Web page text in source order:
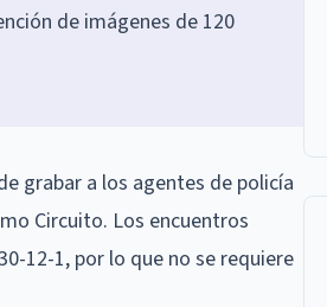
de imágenes de 120
grabar a los agentes de policía
Circuito. Los encuentros
12-1, por lo que no se requiere